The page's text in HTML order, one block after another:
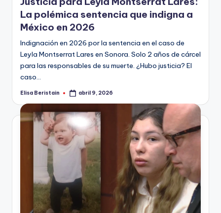
La polémica sentencia que indigna a
México en 2026
Indignación en 2026 por la sentencia en el caso de
Leyla Montserrat Lares en Sonora. Solo 2 años de cárcel
para las responsables de su muerte. ¿Hubo justicia? El
caso…
Publicado
Elisa Beristain abril 9, 2026